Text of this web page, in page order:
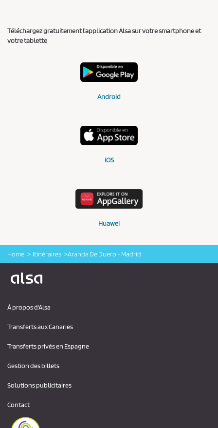
Téléchargez gratuitement l'application Alsa sur votre smartphone et
votre tablette
Android
iOS
Huawei
Home Itinéraires Aranda De Duero - Madrid
À propos d'Alsa
Transferts aux Canaries
Transferts privés en Espagne
Gestion des billets
Solutions publicitaires
Contact
Logo Alsa